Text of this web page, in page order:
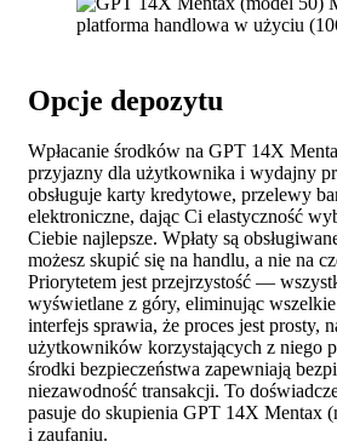
Opcje depozytu
Wpłacanie środków na GPT 14X
przyjazny dla użytkownika i wydajny
obsługuje karty kredytowe, przelewy
elektroniczne, dając Ci elastyczność
Ciebie najlepsze. Wpłaty są
możesz skupić się na handlu, a nie na
Priorytetem jest przejrzystość —
wyświetlane z góry, eliminując
interfejs sprawia, że proces jest prosty,
użytkowników korzystających z niego
środki bezpieczeństwa zapewniają
niezawodność transakcji. To
pasuje do skupienia GPT 14X Mentax
i zaufaniu.